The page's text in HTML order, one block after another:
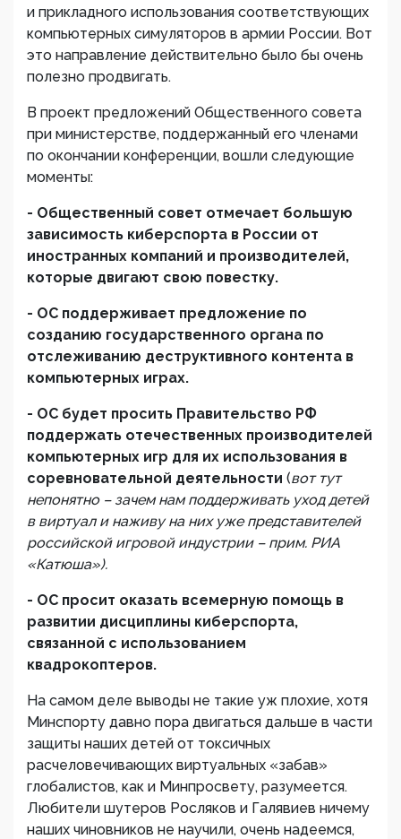
и прикладного использования соответствующих
компьютерных симуляторов в армии России. Вот
это направление действительно было бы очень
полезно продвигать.
В проект предложений Общественного совета
при министерстве, поддержанный его членами
по окончании конференции, вошли следующие
моменты:
- Общественный совет отмечает большую
зависимость киберспорта в России от
иностранных компаний и производителей,
которые двигают свою повестку.
- ОС поддерживает предложение по
созданию государственного органа по
отслеживанию деструктивного контента в
компьютерных играх.
- ОС будет просить Правительство РФ
поддержать отечественных производителей
компьютерных игр для их использования в
соревновательной деятельности (вот тут
непонятно – зачем нам поддерживать уход детей
в виртуал и наживу на них уже представителей
российской игровой индустрии – прим. РИА
«Катюша»).
- ОС просит оказать всемерную помощь в
развитии дисциплины киберспорта,
связанной с использованием
квадрокоптеров.
На самом деле выводы не такие уж плохие, хотя
Минспорту давно пора двигаться дальше в части
защиты наших детей от токсичных
расчеловечивающих виртуальных «забав»
глобалистов, как и Минпросвету, разумеется.
Любители шутеров Росляков и Галявиев ничему
наших чиновников не научили, очень надеемся,